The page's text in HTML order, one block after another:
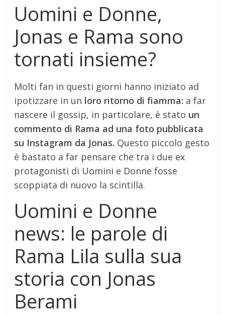
Uomini e Donne,
Jonas e Rama sono
tornati insieme?
Molti fan in questi giorni hanno iniziato ad
ipotizzare in un loro ritorno di fiamma: a far
nascere il gossip, in particolare, è stato un
commento di Rama ad una foto pubblicata
su Instagram da Jonas. Questo piccolo gesto
è bastato a far pensare che tra i due ex
protagonisti di Uomini e Donne fosse
scoppiata di nuovo la scintilla.
Uomini e Donne
news: le parole di
Rama Lila sulla sua
storia con Jonas
Berami